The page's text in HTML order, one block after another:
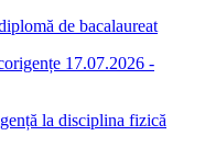
de bacalaureat
17.07.2026 -
la disciplina fizică